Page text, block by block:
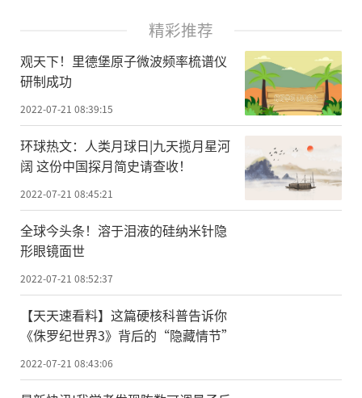
精彩推荐
观天下！里德堡原子微波频率梳谱仪
研制成功
2022-07-21 08:39:15
环球热文：人类月球日|九天揽月星河
阔 这份中国探月简史请查收！
2022-07-21 08:45:21
全球今头条！溶于泪液的硅纳米针隐
形眼镜面世
2022-07-21 08:52:37
【天天速看料】这篇硬核科普告诉你
《侏罗纪世界3》背后的“隐藏情节”
2022-07-21 08:43:06